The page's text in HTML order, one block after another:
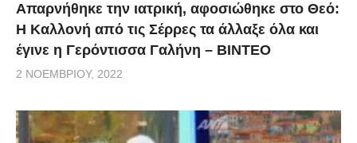
Απαρνήθηκε την ιατρική, αφοσιώθηκε στο Θεό:
Η Καλλονή από τις Σέρρες τα άλλαξε όλα και
έγινε η Γερόντισσα Γαλήνη – ΒΙΝΤΕΟ
2 ΝΟΕΜΒΡΊΟΥ, 2022